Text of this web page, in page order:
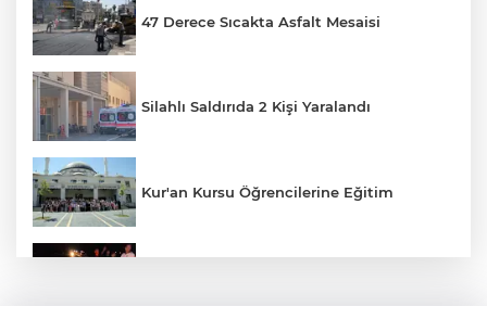
47 Derece Sıcakta Asfalt Mesaisi
Silahlı Saldırıda 2 Kişi Yaralandı
Kur'an Kursu Öğrencilerine Eğitim